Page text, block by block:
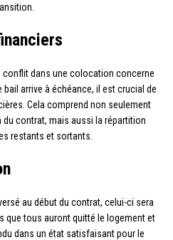
conflit dans une colocation concerne
bail arrive à échéance, il est crucial de
Cela comprend non seulement
du contrat, mais aussi la répartition
restants et sortants.
au début du contrat, celui-ci sera
que tous auront quitté le logement et
dans un état satisfaisant pour le